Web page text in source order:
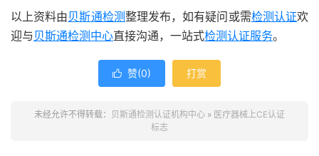
以上资料由贝斯通检测整理发布，如有疑问或需检测认证欢
迎与贝斯通检测中心直接沟通，一站式检测认证服务。
 赞(0) 打赏
未经允许不得转载： 贝斯通检测认证机构中心 » 医疗器械上CE认证
标志